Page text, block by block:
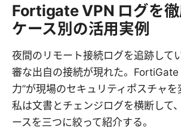
Fortigate VPN ログを徹
ケース別の活用実例
夜間のリモート接続ログを追跡して
審な出自の接続が現れた。FortiGate
力”が現場のセキュリティポスチャを
私は文書とチェンジログを横断して
ースを三つに絞って紹介する。